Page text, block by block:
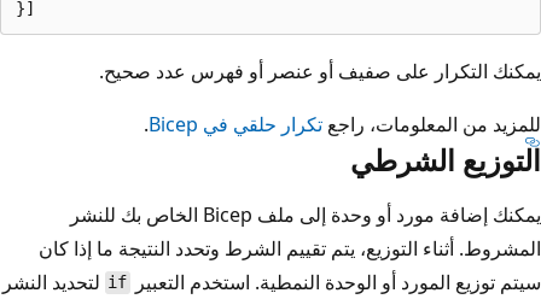
يمكنك التكرار على صفيف أو عنصر أو فهرس عدد صحيح.
للمزيد من المعلومات، راجع تكرار حلقي في Bicep .
التوزيع الشرطي
يمكنك إضافة مورد أو وحدة إلى ملف Bicep الخاص بك للنشر
المشروط. أثناء التوزيع، يتم تقييم الشرط وتحدد النتيجة ما إذا كان
سيتم توزيع المورد أو الوحدة النمطية. استخدم التعبير
if لتحديد النشر